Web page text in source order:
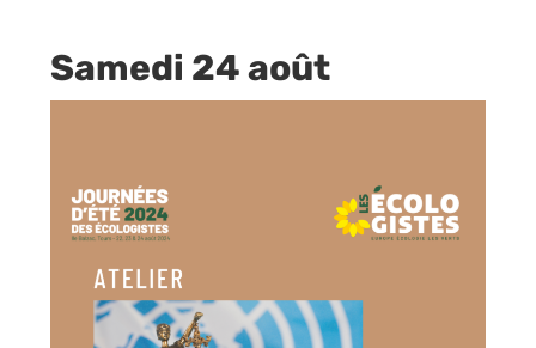
Samedi 24 août